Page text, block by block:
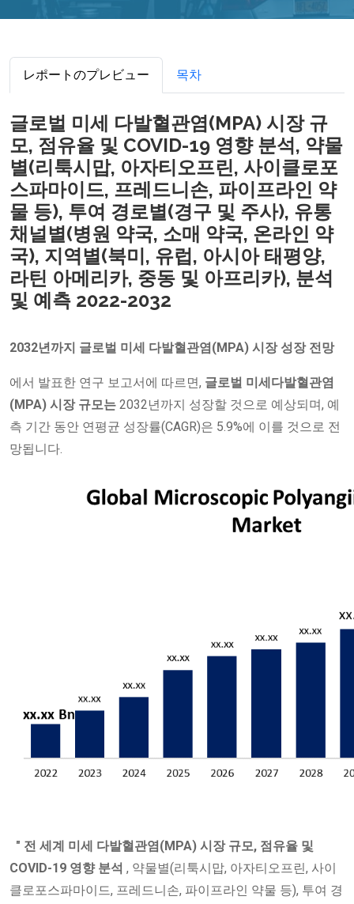
レポートのプレビュー 목차
글로벌 미세 다발혈관염(MPA) 시장 규
모, 점유율 및 COVID-19 영향 분석, 약물
별(리툭시맙, 아자티오프린, 사이클로포
스파마이드, 프레드니손, 파이프라인 약
물 등), 투여 경로별(경구 및 주사), 유통
채널별(병원 약국, 소매 약국, 온라인 약
국), 지역별(북미, 유럽, 아시아 태평양,
라틴 아메리카, 중동 및 아프리카), 분석
및 예측 2022-2032
2032년까지 글로벌 미세 다발혈관염(MPA) 시장 성장 전망
에서 발표한 연구 보고서에 따르면, 글로벌 미세다발혈관염
(MPA) 시장 규모는 2032년까지 성장할 것으로 예상되며, 예
측 기간 동안 연평균 성장률(CAGR)은 5.9%에 이를 것으로 전
망됩니다.
" 전 세계 미세 다발혈관염(MPA) 시장 규모, 점유율 및
COVID-19 영향 분석 , 약물별(리툭시맙, 아자티오프린, 사이
클로포스파마이드, 프레드니손, 파이프라인 약물 등), 투여 경